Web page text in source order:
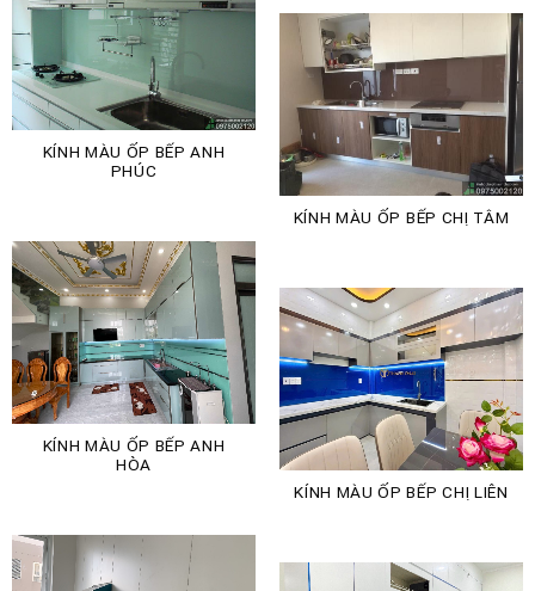
KÍNH MÀU ỐP BẾP ANH
PHÚC
KÍNH MÀU ỐP BẾP CHỊ TÂM
KÍNH MÀU ỐP BẾP ANH
HÒA
KÍNH MÀU ỐP BẾP CHỊ LIÊN